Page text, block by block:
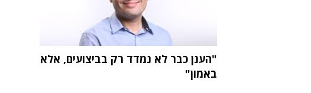
"הענן כבר לא נמדד רק בביצועים, אלא
באמון"